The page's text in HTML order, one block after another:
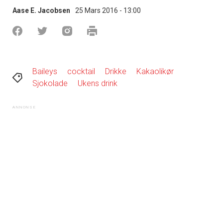
Aase E. Jacobsen 25 Mars 2016 - 13:00
Baileys cocktail Drikke
Kakaolikør
Sjokolade
Ukens drink